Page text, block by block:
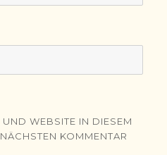
WEBSITE IN DIESEM
KOMMENTAR